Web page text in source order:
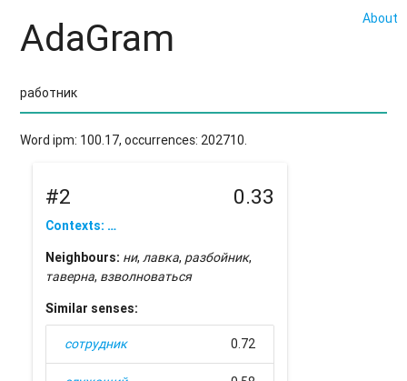
About
AdaGram
Word ipm: 100.17, occurrences: 202710.
#2 0.33
Contexts: …
Neighbours: ни,лавка, разбойник,
таверна, взволноваться
Similar senses:
сотрудник 0.72